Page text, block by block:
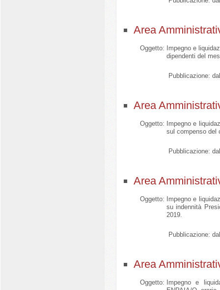
Area
Oggetto:
Impegno e
dipendenti del
Pubblicazione:
Area
Oggetto:
Impegno e
sul compenso del
Pubblicazione:
Area
Oggetto:
Impegno e
su indennità
2019.
Pubblicazione:
Area
Oggetto:
Impegno e